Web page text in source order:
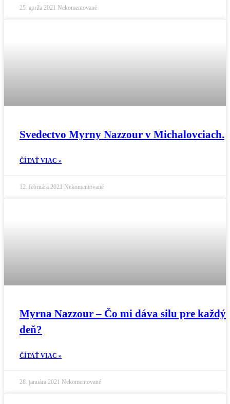
25. apríla 2021 Nekomentované
Svedectvo Myrny Nazzour v Michalovciach.
ČÍTAŤ VIAC »
12. februára 2021 Nekomentované
Myrna Nazzour – Čo mi dáva silu pre každý
deň?
ČÍTAŤ VIAC »
28. januára 2021 Nekomentované